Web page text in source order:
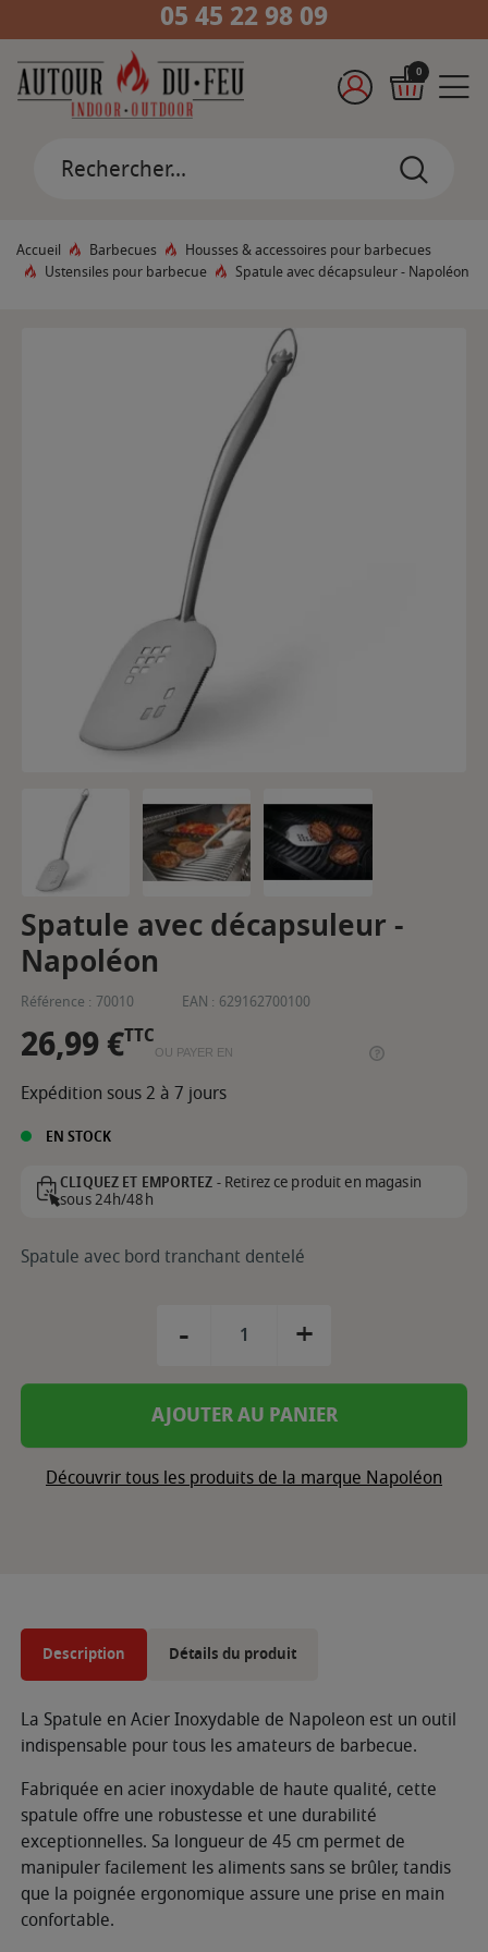
05 45 22 98 09
0
Accueil Barbecues
Housses & accessoires pour barbecues
Ustensiles pour barbecue
Spatule avec décapsuleur - Napoléon
Spatule avec décapsuleur -
Napoléon
Référence : 70010 EAN : 629162700100
26,99 €TTC
OU PAYER EN
Expédition sous 2 à 7 jours
EN STOCK
CLIQUEZ ET EMPORTEZ -Retirez ce produit en magasin
sous 24h/48h
Spatule avec bord tranchant dentelé
- +
AJOUTER AU PANIER
Découvrir tous les produits de la marque Napoléon
Description Détails du produit
La Spatule en Acier Inoxydable de Napoleon est un outil
indispensable pour tous les amateurs de barbecue.
Fabriquée en acier inoxydable de haute qualité, cette
spatule offre une robustesse et une durabilité
exceptionnelles. Sa longueur de 45 cm permet de
manipuler facilement les aliments sans se brûler, tandis
que la poignée ergonomique assure une prise en main
confortable.